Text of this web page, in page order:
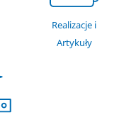
Realizacje i
Artykuły